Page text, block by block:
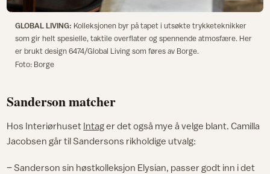
GLOBAL LIVING: Kolleksjonen byr på tapet i utsøkte trykketeknikker
som gir helt spesielle, taktile overflater og spennende atmosfære. Her
er brukt design 6474/Global Living som føres av Borge.
Foto: Borge
Sanderson matcher
Hos Interiørhuset Intager det også mye å velge blant. Camilla
Jacobsen går til Sandersons rikholdige utvalg:
– Sanderson sin høstkolleksjon Elysian, passer godt inn i det